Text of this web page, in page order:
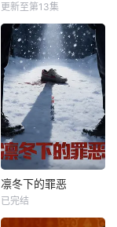
更新至第13集
凛冬下的罪恶
已完结